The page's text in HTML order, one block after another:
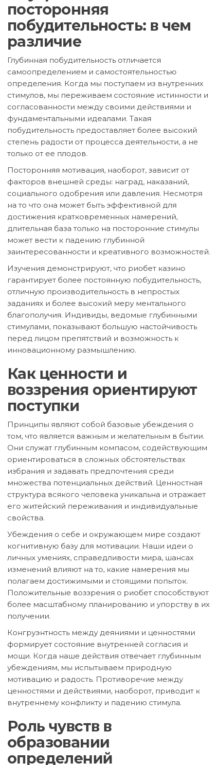
посторонняя
побудительность: в чем
различие
Глубинная побудительность отличается
самоопределением и самостоятельностью
определения. Когда мы поступаем из внутренних
стимулов, мы переживаем состояние истинности и
согласованности между своими действиями и
фундаментальными идеалами. Такая
побудительность предоставляет более высокий
степень радости от процесса деятельности, а не
только от ее плодов.
Посторонняя мотивация, наоборот, зависит от
факторов внешней среды: наград, наказаний,
социального одобрения или давления. Несмотря
на то что она может быть эффективной для
достижения кратковременных намерений,
длительная база только на посторонние стимулы
может вести к падению глубинной
заинтересованности и креативного возможностей.
Изучения демонстрируют, что риобет казино
гарантирует более постоянную побудительность,
отличную производительность в непростых
заданиях и более высокий меру ментального
благополучия. Индивиды, ведомые глубинными
стимулами, показывают большую настойчивость
перед лицом препятствий и возможность к
инновационному размышлению.
Как ценности и
воззрения ориентируют
поступки
Принципы являют собой базовые убеждения о
том, что является важным и желательным в бытии.
Они служат глубинным компасом, содействующим
ориентироваться в сложных обстоятельствах
избрания и задавать предпочтения среди
множества потенциальных действий. Ценностная
структура всякого человека уникальна и отражает
его житейский переживания и индивидуальные
свойства.
Убеждения о себе и окружающем мире создают
когнитивную базу для мотивации. Наши идеи о
личных умениях, справедливости мира, шансах
изменений влияют на то, какие намерения мы
полагаем достижимыми и стоящими попыток.
Положительные воззрения о риобет способствуют
более масштабному планированию и упорству в их
получении.
Конгруэнтность между деяниями и ценностями
формирует состояние внутренней согласия и
мощи. Когда наше действия отвечает глубинным
убеждениям, мы испытываем природную
мотивацию и радость. Противоречие между
ценностями и действиями, наоборот, приводит к
внутреннему конфликту и падению стимула.
Роль чувств в
образовании
определений